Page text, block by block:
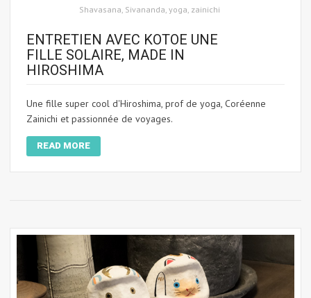
Shavasana, Sivananda, yoga, zainichi
ENTRETIEN AVEC KOTOE UNE
FILLE SOLAIRE, MADE IN
HIROSHIMA
Une fille super cool d'Hiroshima, prof de yoga, Coréenne
Zainichi et passionnée de voyages.
READ MORE